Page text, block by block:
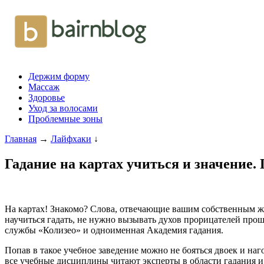
Держим форму
Массаж
Здоровье
Уход за волосами
Проблемные зоны
Главная → Лайфхаки ↓
Гадание на картах учиться и
На картах! Знакомо? Слова, отвечающие вашим собственным
научиться гадать, не нужно вызывать духов прорицателей
службы «Колизео» и одноименная Академия гадания.
Попав в такое учебное заведение можно не бояться двоек и
все учебные дисциплины читают эксперты в области